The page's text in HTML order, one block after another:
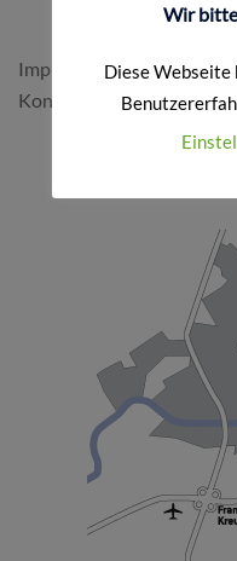
Impressum & Datenschutz
Kontakt
SO FINDEN SIE
Wir
Diese Webseite